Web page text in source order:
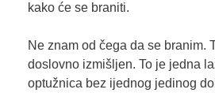
kako će se braniti.
Ne znam od čega da se branim.
doslovno izmišljen. To je jedna
optužnica bez ijednog jedinog